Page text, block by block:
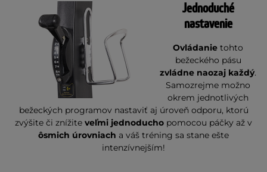
Jednoduché
nastavenie
Ovládanie tohto
bežeckého pásu
zvládne naozaj každý.
Samozrejme možno
okrem jednotlivých
bežeckých programov nastaviť aj úroveň odporu, ktorú
zvýšite či znížite veľmi jednoducho pomocou páčky až v
ôsmich úrovniach a váš tréning sa stane ešte
intenzívnejším!